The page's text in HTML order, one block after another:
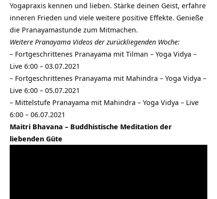
Yogapraxis kennen und lieben. Stärke deinen Geist, erfahre
inneren Frieden und viele weitere positive Effekte. Genieße
die Pranayamastunde zum Mitmachen.
Weitere Pranayama Videos der zurückliegenden Woche:
– Fortgeschrittenes Pranayama mit Tilman – Yoga Vidya –
Live 6:00 – 03.07.2021
– Fortgeschrittenes Pranayama mit Mahindra – Yoga Vidya –
Live 6:00 – 05.07.2021
– Mittelstufe Pranayama mit Mahindra – Yoga Vidya – Live
6:00 – 06.07.2021
Maitri Bhavana – Buddhistische Meditation der
liebenden Güte